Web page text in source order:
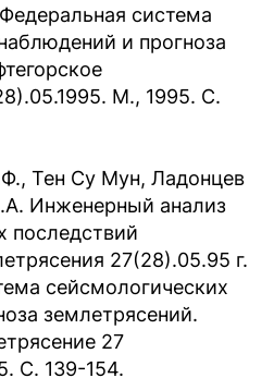
система
и прогноза
М., 1995. С.
Тен Су Мун, Ладонцев
Инженерный анализ
последствий
27(28).05.95 г.
сейсмологических
землетрясений.
27
С. 139-154.